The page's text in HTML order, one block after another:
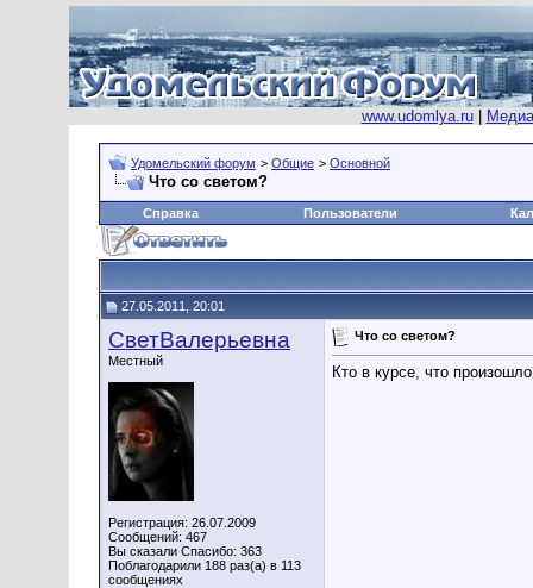
www.udomlya.ru|
Удомельский форум > Общие > Основной
Что со светом?
Справка Пользователи
27.05.2011, 20:01
СветВалерьевна
Местный
Регистрация: 26.07.2009
Сообщений: 467
Вы сказали Спасибо: 363
Поблагодарили 188 раз(а) в 113
сообщениях
Что со светом?
Кто в курсе, что